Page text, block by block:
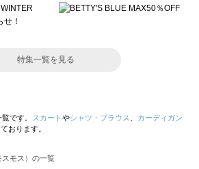
特集一覧を見る
です。 スカート やシャツ・ブラウス
カーディガン
おります。
モス）の一覧